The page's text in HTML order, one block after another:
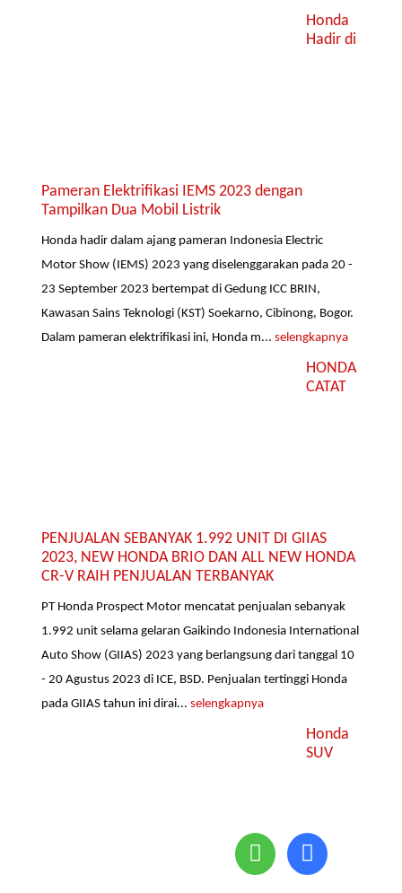
Honda
Hadir di
Pameran Elektrifikasi IEMS 2023 dengan
Tampilkan Dua Mobil Listrik
Honda hadir dalam ajang pameran Indonesia Electric
Motor Show (IEMS) 2023 yang diselenggarakan pada 20 -
23 September 2023 bertempat di Gedung ICC BRIN,
Kawasan Sains Teknologi (KST) Soekarno, Cibinong, Bogor.
Dalam pameran elektrifikasi ini, Honda m...selengkapnya
HONDA
CATAT
PENJUALAN SEBANYAK 1.992 UNIT DI GIIAS
2023, NEW HONDA BRIO DAN ALL NEW HONDA
CR-V RAIH PENJUALAN TERBANYAK
PT Honda Prospect Motor mencatat penjualan sebanyak
1.992 unit selama gelaran Gaikindo Indonesia International
Auto Show (GIIAS) 2023 yang berlangsung dari tanggal 10
- 20 Agustus 2023 di ICE, BSD. Penjualan tertinggi Honda
pada GIIAS tahun ini dirai...selengkapnya
Honda
SUV